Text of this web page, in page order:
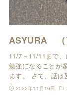
ASYURA （
11/7～11/11まで
勉強になることが
ます。 さて、話
2022年11月16日